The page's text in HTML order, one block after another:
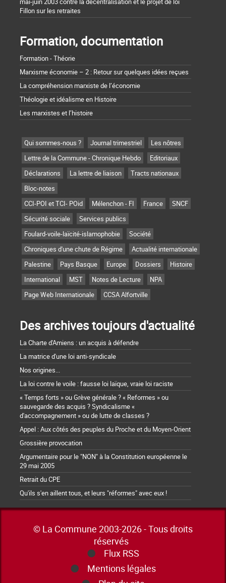
Fillon sur les retraites
Formation, documentation
Formation - Théorie
Marxisme économie – 2 : Retour sur quelques idées reçues
La compréhension marxiste de l’économie
Théologie et idéalisme en Histoire
Les marxistes et l’histoire
Qui sommes-nous ? Journal trimestriel
Les nôtres
Lettre de la Commune - Chronique Hebdo
Editoriaux
Déclarations
La lettre de liaison
Tracts nationaux
Bloc-notes
CCI-POI et TCI- POid
Mélenchon - FI France
SNCF
Sécurité sociale
Services publics
Foulard-voile-laïcité-islamophobie
Société
Chroniques d'une chute de Régime
Actualité internationale
Palestine
Pays Basque Europe Dossiers
Histoire
International
MST Notes de Lecture
NPA
Page Web Internationale
CCSA Alfortville
Des archives toujours d'actualité
La Charte d'Amiens : un acquis à défendre
La matrice d'une loi anti-syndicale
Nos origines...
La loi contre le voile : fausse loi laïque, vraie loi raciste
« Temps forts » ou Grève générale ? « Reformes » ou
sauvegarde des acquis ? Syndicalisme «
d'accompagnement » ou de lutte de classes ?
Appel : Aux côtés des peuples du Proche et du Moyen-Orient
Grossière provocation
Argumentaire pour le "NON" à la Constitution européenne le
29 mai 2005
Retrait du CPE
Qu'ils s'en aillent tous, et leurs "réformes" avec eux !
© La Commune 2003-2026 - Tous droits
réservés
Flux RSS
Mentions légales